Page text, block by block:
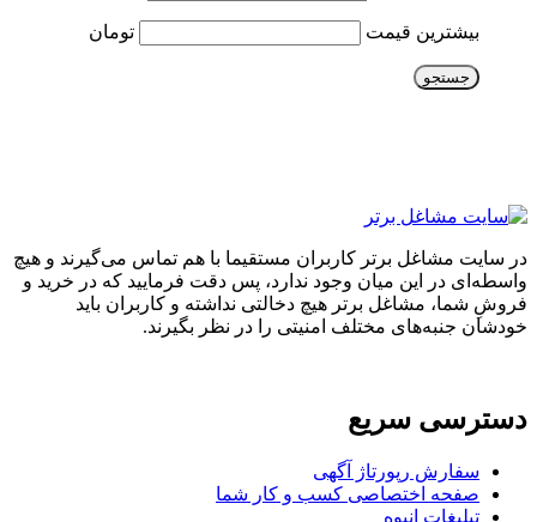
بیشترین قیمت تومان
جستجو
در سایت مشاغل برتر کاربران مستقیما با هم تماس می‌گیرند و هیچ
واسطه‌ای در این میان وجود ندارد، پس دقت فرمایید که در خرید و
فروشِ شما، مشاغل برتر هیچ دخالتی نداشته و کاربران باید
خودشان جنبه‌های مختلف امنیتی را در نظر بگیرند.
دسترسی سریع
سفارش رپورتاژ آگهی
صفحه اختصاصی کسب و کار شما
تبلیغات انبوه